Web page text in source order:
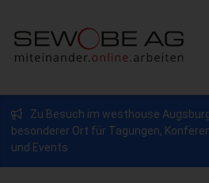
Zu Besuch im westhouse
besonderer Ort für Tagungen,
und Events